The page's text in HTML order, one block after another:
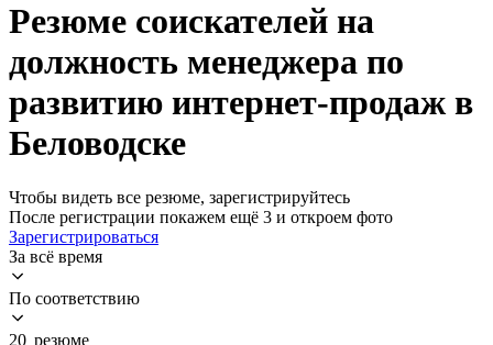
Резюме соискателей на
должность менеджера по
развитию интернет-продаж в
Беловодске
Чтобы видеть все резюме, зарегистрируйтесь
После регистрации покажем ещё 3 и откроем фото
Зарегистрироваться
За всё время
По соответствию
20 резюме